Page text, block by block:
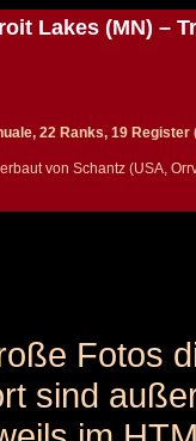
Lakes (MN) –
22 Ranks, 19 Register
von Schantz (USA,
Fotos
sind